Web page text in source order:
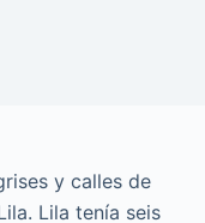
y calles de
Lila tenía seis